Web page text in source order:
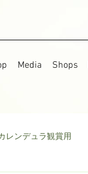
Media Shops
レンデュラ観賞用